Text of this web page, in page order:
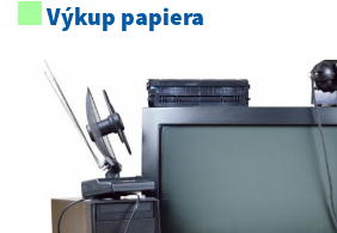
Výkup papiera